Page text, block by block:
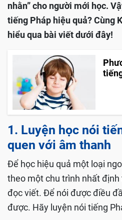
nhằn” cho người mới học.
tiếng Pháp hiệu quả? Cùng
hiểu qua bài viết dưới đây!
1. Luyện học nói
quen với âm thanh
Để học hiệu quả một loại
theo một chu trình nhất
đọc viết. Để nói được điều
được. Hãy luyện nói tiếng